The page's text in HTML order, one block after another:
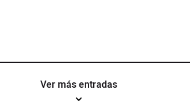
Ver más entradas